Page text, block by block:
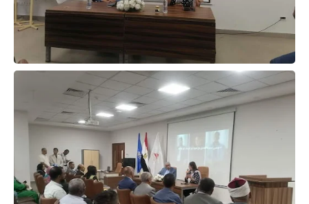
حوادث وقضايا
الصحه والجمال
فن المطبخ
مقالات